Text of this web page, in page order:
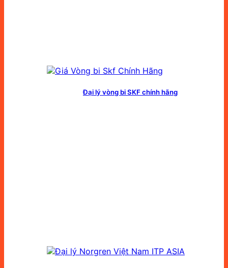
Đại lý vòng bi SKF chính hãng